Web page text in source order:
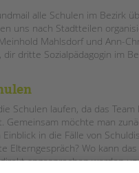
alle Schulen im Bezirk
uns nach Stadtteilen
Mahlsdorf und Ann-
dritte Sozialpädagogin im
Schulen laufen, da das
möchte man
in die Fälle von
Elterngespräch? Wo kann das
angesprochen werden